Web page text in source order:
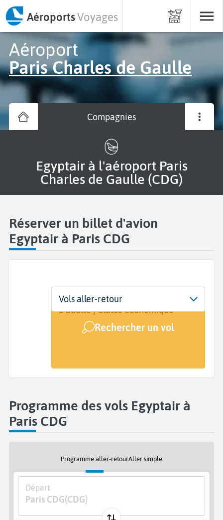
AéroportsVoyages
Aéroport
Paris Charles de Gaulle
Compagnies
Egyptair à l'aéroport Paris
Charles de Gaulle (CDG)
Réserver un billet d'avion
Egyptair à Paris CDG
Départ
Paris Charles de Gaulle (CDG)
Dates
Dates de votre voyage
Voyageurs | Classe
1 adulte | Classe économique
Rechercher un vol
Vols aller-retour
Programme des vols Egyptair à
Paris CDG
Programme aller-retourAller simple
Départ
Paris CDG(CDG)